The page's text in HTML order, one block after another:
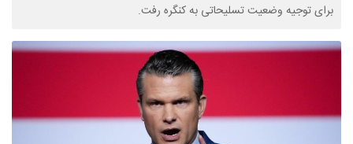
برای توجیه وضعیت تسلیحاتی به کنگره رفت.